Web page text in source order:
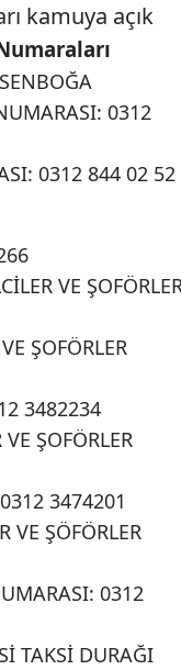
kamuya açık
0312
0312 844 02 52
VE
ŞOFÖRLER
3482234
ŞOFÖRLER
3474201
VE ŞÖFÖRLER
0312
TAKSİ DURAĞI